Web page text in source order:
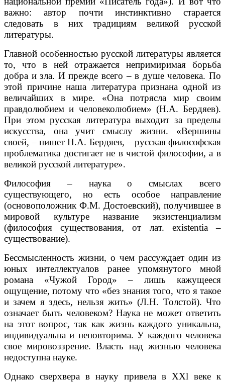
важно: автор почти инстинктивно старается
следовать в них традициям великой русской
литературы.
Главной особенностью русской литературы является
то, что в ней отражается непримиримая борьба
добра и зла. И прежде всего – в душе человека. По
этой причине наша литература признана одной из
величайших в мире. «Она потрясла мир своим
правдолюбием и человеколюбием» (Н.А. Бердяев).
При этом русская литература выходит за пределы
искусства, она учит смыслу жизни. «Вершины
своей, – пишет Н.А. Бердяев, – русская философская
проблематика достигает не в чистой философии, а в
великой русской литературе».
Философия – наука о смыслах всего
существующего, но есть особое направление
(основоположник Ф.М. Достоевский), получившее в
мировой культуре название экзистенциализм
(философия существования, от лат. existentia –
существование).
Бессмысленность жизни, о чем рассуждает один из
юных интеллектуалов ранее упомянутого мной
романа «Чужой Город» – лишь кажущееся
ощущение, потому что «без знания того, что я такое
и зачем я здесь, нельзя жить» (Л.Н. Толстой). Что
означает быть человеком? Наука не может ответить
на этот вопрос, так как жизнь каждого уникальна,
индивидуальна и неповторима. У каждого человека
свое мировоззрение. Власть над жизнью человека
недоступна науке.
Однако сверхвера в науку привела в ХХl веке к